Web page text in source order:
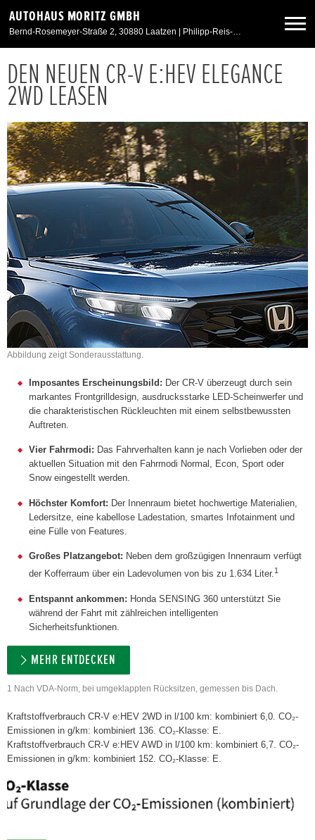
AUTOHAUS MORITZ GMBH
Bernd-Rosemeyer-Straße 2, 30880 Laatzen | Philipp-Reis-Straße 34, 31832 Springe
Neuwagen
Angebote
Service & Zubehör
Unser Autohaus
DEN NEUEN CR-V E:HEV ELEGANCE
2WD LEASEN
Abbildung zeigt Sonderausstattung.
Imposantes Erscheinungsbild: Der CR-V überzeugt durch sein
markantes Frontgrilldesign, ausdrucksstarke LED-Scheinwerfer und
die charakteristischen Rückleuchten mit einem selbstbewussten
Auftreten.
Vier Fahrmodi: Das Fahrverhalten kann je nach Vorlieben oder der
aktuellen Situation mit den Fahrmodi Normal, Econ, Sport oder
Snow eingestellt werden.
Höchster Komfort: Der Innenraum bietet hochwertige Materialien,
Ledersitze, eine kabellose Ladestation, smartes Infotainment und
eine Fülle von Features.
Großes Platzangebot: Neben dem großzügigen Innenraum verfügt
der Kofferraum über ein Ladevolumen von bis zu 1.634 Liter.1
Entspannt ankommen: Honda SENSING 360 unterstützt Sie
während der Fahrt mit zählreichen intelligenten
Sicherheitsfunktionen.
MEHR ENTDECKEN
1 Nach VDA-Norm, bei umgeklappten Rücksitzen, gemessen bis Dach.
Kraftstoffverbrauch CR-V e:HEV 2WD in l/100 km: kombiniert 6,0. CO₂-
Emissionen in g/km: kombiniert 136. CO₂-Klasse: E.
Kraftstoffverbrauch CR-V e:HEV AWD in l/100 km: kombiniert 6,7. CO₂-
Emissionen in g/km: kombiniert 152. CO₂-Klasse: E.